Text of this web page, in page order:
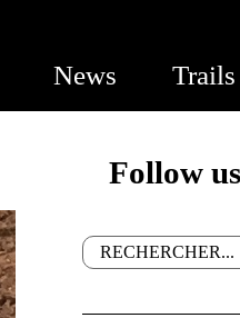
News Trails
Follow
Rechercher